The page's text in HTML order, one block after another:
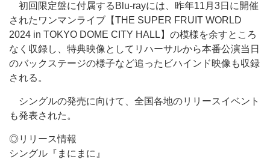
初回限定盤に付属するBlu-rayには、昨年11月3日に開催
されたワンマンライブ【THE SUPER FRUIT WORLD
2024 in TOKYO DOME CITY HALL】の模様を余すところ
なく収録し、特典映像としてリハーサルから本番公演当日
のバックステージの様子など追ったビハインド映像も収録
される。
シングルの発売に向けて、全国各地のリリースイベント
も発表された。
◎リリース情報
シングル『まにまに』